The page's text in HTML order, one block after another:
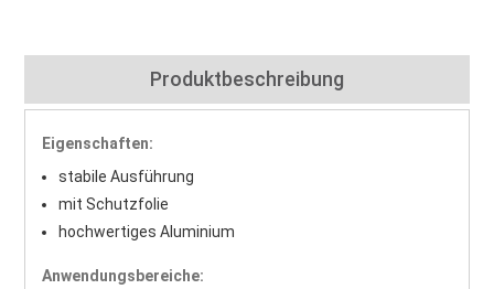
Produktbeschreibung
Eigenschaften:
stabile Ausführung
mit Schutzfolie
hochwertiges Aluminium
Anwendungsbereiche: